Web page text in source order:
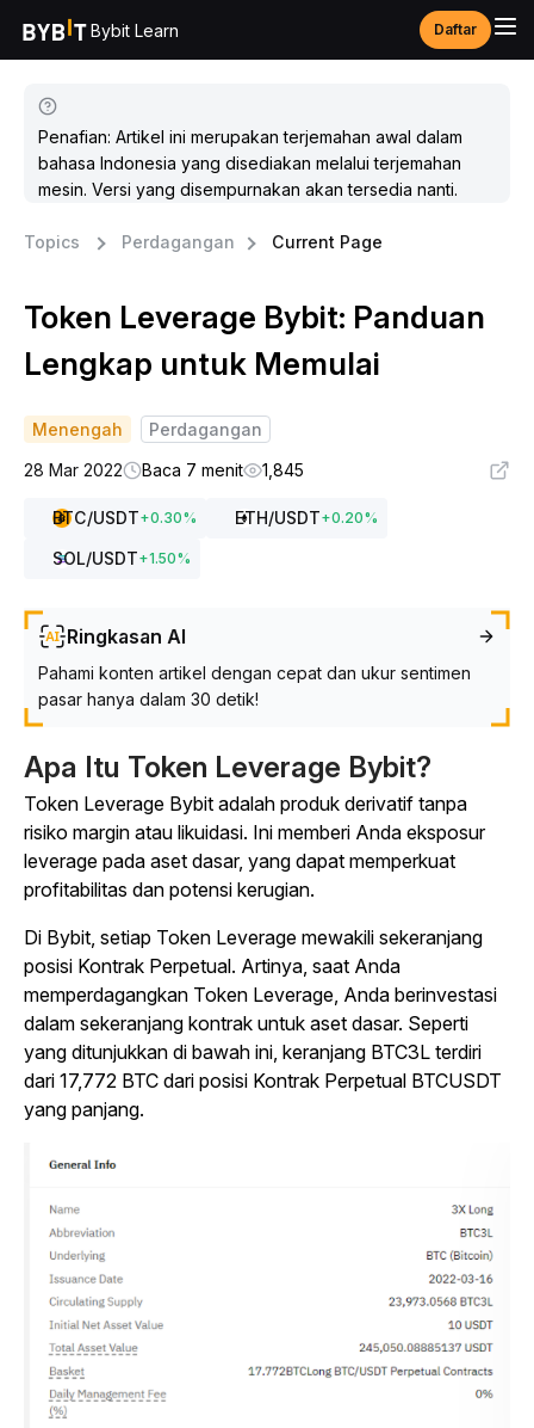
Bybit Learn Daftar
Penafian: Artikel ini merupakan terjemahan awal dalam
bahasa Indonesia yang disediakan melalui terjemahan
mesin. Versi yang disempurnakan akan tersedia nanti.
Topics Perdagangan Current Page
Token Leverage Bybit: Panduan
Lengkap untuk Memulai
Menengah
Perdagangan
28 Mar 2022
Baca 7 menit 1,845
BTC/USDT+0.30% ETH/USDT+0.20%
SOL/USDT+1.50%
Ringkasan AI
Pahami konten artikel dengan cepat dan ukur sentimen
pasar hanya dalam 30 detik!
Apa Itu Token Leverage Bybit?
Token Leverage Bybit adalah produk derivatif tanpa
risiko margin atau likuidasi. Ini memberi Anda eksposur
leverage pada aset dasar, yang dapat memperkuat
profitabilitas dan potensi kerugian.
Di Bybit, setiap Token Leverage mewakili sekeranjang
posisi Kontrak Perpetual. Artinya, saat Anda
memperdagangkan Token Leverage, Anda berinvestasi
dalam sekeranjang kontrak untuk aset dasar. Seperti
yang ditunjukkan di bawah ini, keranjang BTC3L terdiri
dari 17,772 BTC dari posisi Kontrak Perpetual BTCUSDT
yang panjang.